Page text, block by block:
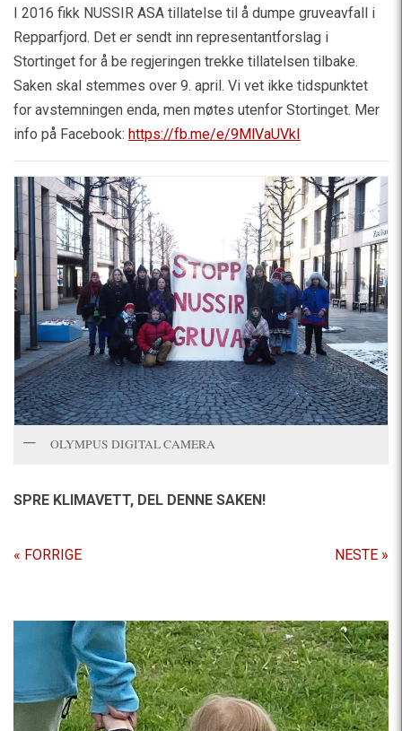
I 2016 fikk NUSSIR ASA tillatelse til å dumpe gruveavfall i
Repparfjord. Det er sendt inn representantforslag i
Stortinget for å be regjeringen trekke tillatelsen tilbake.
Saken skal stemmes over 9. april. Vi vet ikke tidspunktet
for avstemningen enda, men møtes utenfor Stortinget. Mer
info på Facebook: https://fb.me/e/9MlVaUVkI
OLYMPUS DIGITAL CAMERA
SPRE KLIMAVETT, DEL DENNE SAKEN!
« FORRIGE NESTE »